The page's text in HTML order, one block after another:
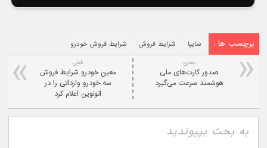
برچسب ها : سایپا شرایط فروش شرایط فروش خودرو
قبلی
معین خودرو شرایط فروش
سه خودرو وارداتی را در
اتونوین اعلام کرد
بعدی:
صدور کارت‌های ملی
هوشمند سرعت می‌گیرد